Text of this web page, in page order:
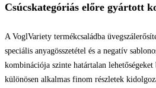
Csúcskategóriás előre gyártott
A VoglVariety termékcsaládba
speciális anyagösszetétel és a negatív
kombinációja szinte határtalan
különösen alkalmas finom részletek